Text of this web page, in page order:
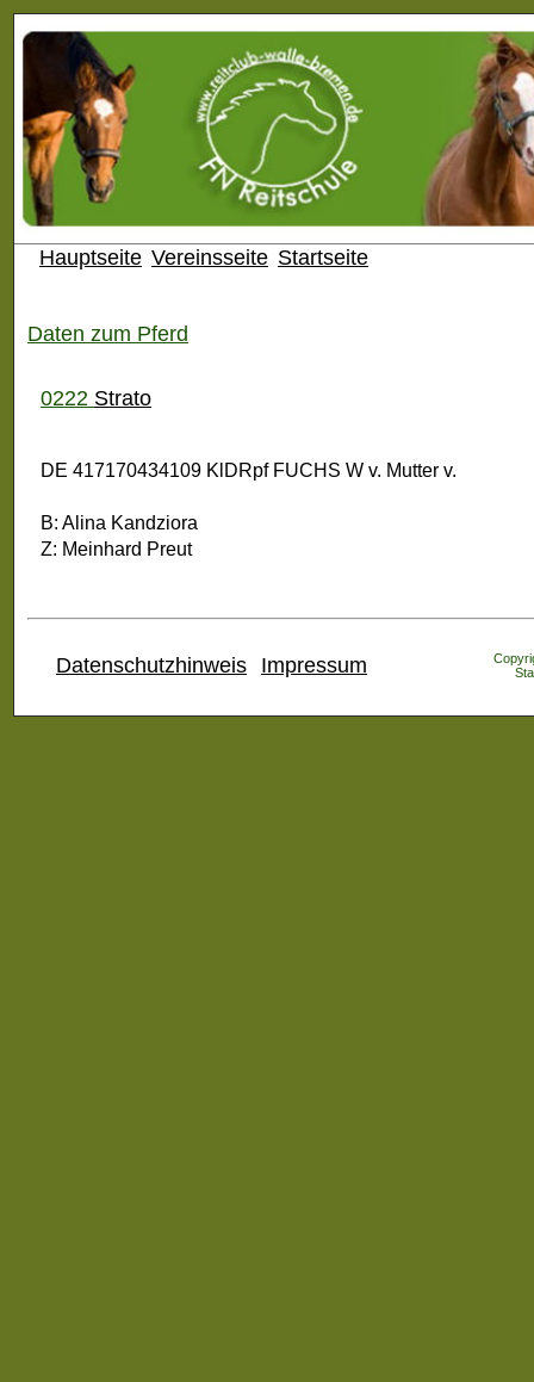
Hauptseite Vereinsseite Startseite
Daten zum Pferd
0222 Strato
DE 417170434109 KlDRpf FUCHS W v. Mutter v.
B: Alina Kandziora
Z: Meinhard Preut
Datenschutzhinweis Impressum